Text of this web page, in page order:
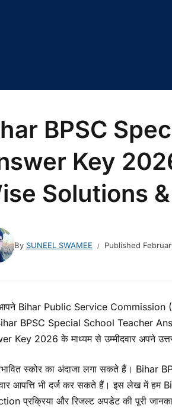
BPSC
Key
Solutions
By SUNEEL SWAMEE Published
Bihar Public Service Commission
BPSC Special School Teacher
Key 2026 के माध्यम से उम्मीदवार अपने
स्कोर का अंदाजा लगा सकते हैं। Bihar
आपत्ति भी दर्ज कर सकते हैं। इस लेख में
प्रक्रिया और रिजल्ट अपडेट की पूरी